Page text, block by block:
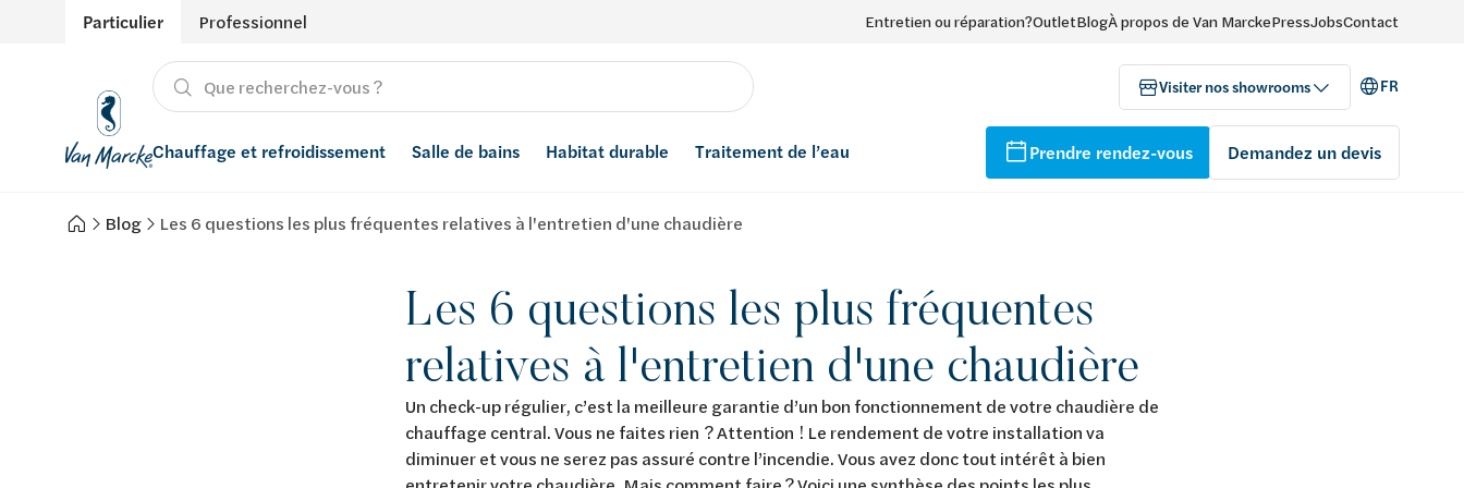
Particulier Professionnel Entretien ou réparation?OutletBlogÀ propos de Van MarckePressJobsContact
Visiter nos showrooms FR
Chauffage et refroidissement
Chauffage
Salle de bains
Produits
Habitat durable
Énergies renouvelables
Traitement de l’eau
Adoucisseurs d’eau
Prendre rendez-vous Demandez un devis
Blog Les 6 questions les plus fréquentes relatives à l'entretien d'une chaudière
Les 6 questions les plus fréquentes
relatives à l'entretien d'une chaudière
Un check-up régulier, c’est la meilleure garantie d’un bon fonctionnement de votre chaudière de
chauffage central. Vous ne faites rien ? Attention ! Le rendement de votre installation va
diminuer et vous ne serez pas assuré contre l’incendie. Vous avez donc tout intérêt à bien